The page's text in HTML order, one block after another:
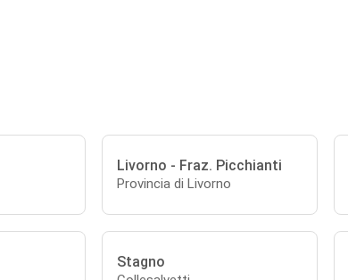
Livorno - Fraz. Picchianti
Provincia di Livorno
Stagno